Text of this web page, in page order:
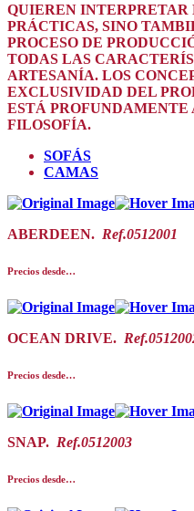
QUIEREN INTERPRETAR
PRÁCTICAS, SINO
PROCESO DE
TODAS LAS
ARTESANÍA. LOS
EXCLUSIVIDAD DEL
ESTÁ PROFUNDAMENTE
FILOSOFÍA.
SOFÁS
CAMAS
ABERDEEN. Ref.0512001
Precios desde…
OCEAN DRIVE.
Precios desde…
SNAP. Ref.0512003
Precios desde…